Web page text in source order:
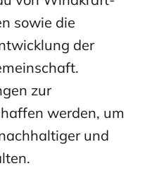
sowie die
der
zur
werden, um
und